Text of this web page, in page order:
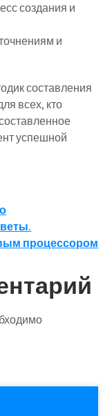
создания и
и
составления
всех, кто
успешной
процессором